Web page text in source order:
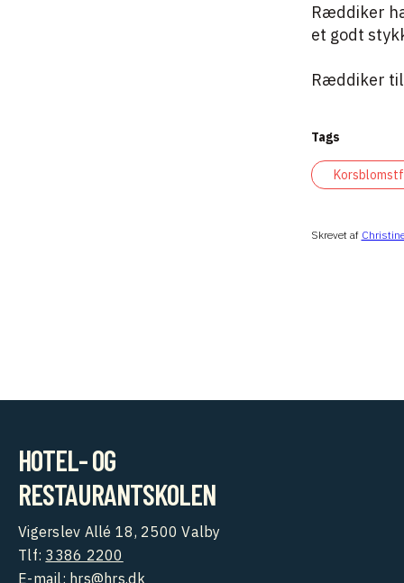
Ræddiker
et godt
Ræddiker
Tags
Skrevet af
HOTEL- OG
RESTAURANTSKOLEN
Vigerslev Allé 18, 2500 Valby
Tlf: 3386 2200
E-mail: hrs@hrs.dk